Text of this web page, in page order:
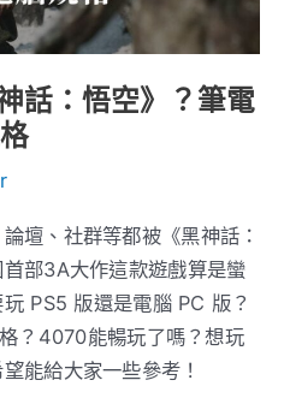
話：悟空》？筆電
壇、社群等都被《黑神話：
部3A大作這款遊戲算是蠻
PS5 版還是電腦 PC 版？
？4070能暢玩了嗎？想玩
能給大家一些參考！